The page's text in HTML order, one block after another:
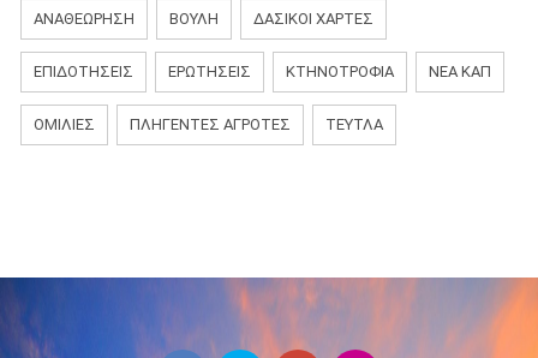
ΑΝΑΘΕΏΡΗΣΗ ΒΟΥΛΉ ΔΑΣΙΚΟΊ ΧΆΡΤΕΣ
ΕΠΙΔΟΤΉΣΕΙΣ ΕΡΩΤΉΣΕΙΣ ΚΤΗΝΟΤΡΟΦΊΑ ΝΈΑ ΚΑΠ
ΟΜΙΛΊΕΣ ΠΛΗΓΈΝΤΕΣ ΑΓΡΌΤΕΣ ΤΕΎΤΛΑ